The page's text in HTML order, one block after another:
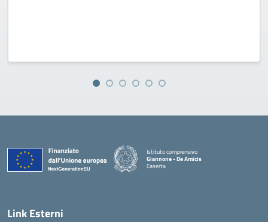
Istituto comprensivo
Giannone - De Amicis
Caserta
Link Esterni